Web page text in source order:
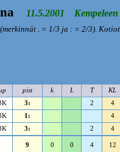
11.5.2001
. = 1/3 ja : = 2/3).
pist k L T KL
3: 2 4
1: 4
3: 2 4
9 0 0 4 12